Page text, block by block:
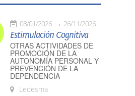
08/01/2026 26/11/2026
Estimulación Cognitiva
OTRAS ACTIVIDADES DE
PROMOCIÓN DE LA
AUTONOMÍA PERSONAL Y
PREVENCIÓN DE LA
DEPENDENCIA
Ledesma